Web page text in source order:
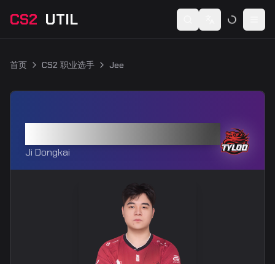
CS2 UTIL Switch language
首页 CS2 职业选手 Jee
Ji Dongkai